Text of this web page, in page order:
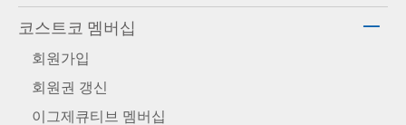
코스트코 멤버십
회원가입
회원권 갱신
이그제큐티브 멤버십